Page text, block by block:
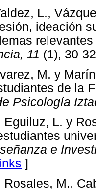
L.,
ideación
11 (1),
M. y
de la
Psicología
Eguiluz, L. y
e
]
Rosales, M.,